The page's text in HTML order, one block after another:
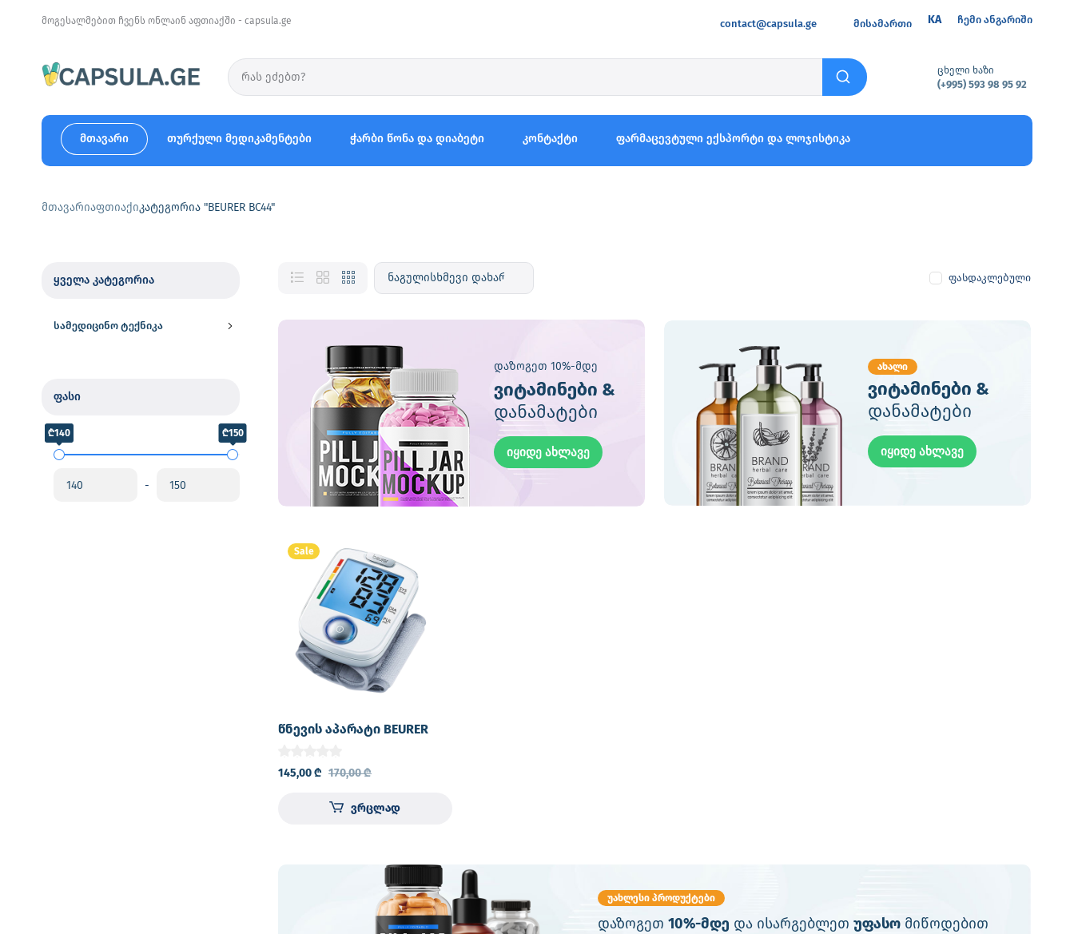
მოგესალმებით ჩვენს ონლაინ აფთიაქში - capsula.ge ჩემი ანგარიში
KA
მისამართი
contact@capsula.ge
ცხელი ხაზი
(+995) 593 98 95 92
მთავარი თურქული მედიკამენტები ჭარბი წონა და დიაბეტი კონტაქტი ფარმაცევტული ექსპორტი და ლოჯისტიკა
მთავარიაფთიაქიკატეგორია "BEURER BC44"
ყველა კატეგორია
სამედიცინო ტექნიკა
ფასი
₾140 ₾150
-
ფასდაკლებული
დაზოგეთ 10%-მდე
ვიტამინები &
დანამატები
იყიდე ახლავე
ახალი
ვიტამინები &
დანამატები
იყიდე ახლავე
Sale
წნევის აპარატი BEURER
145,00₾ 170,00₾
ვრცლად
უახლესი პროდუქტები
დაზოგეთ 10%-მდე და ისარგებლეთ უფასო მიწოდებით